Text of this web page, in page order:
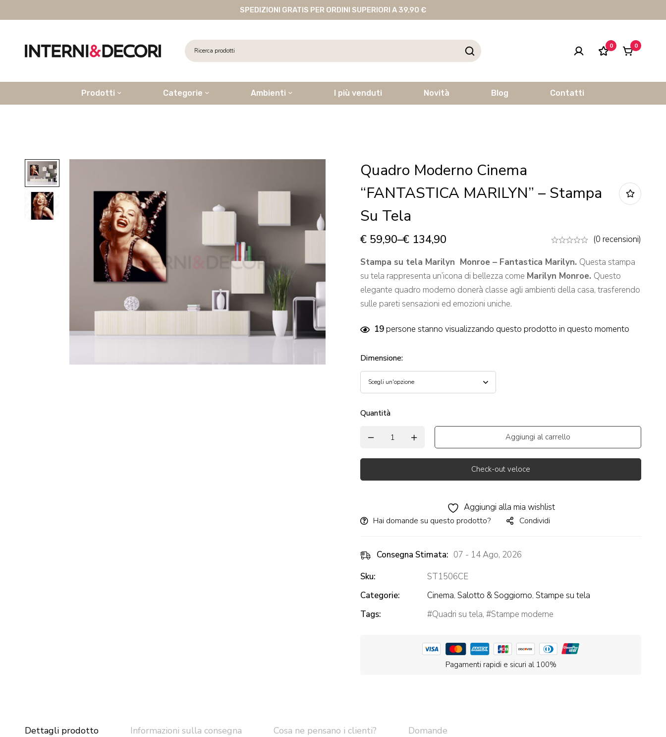
SPEDIZIONI GRATIS PER ORDINI SUPERIORI A 39,90 €
0 0
Prodotti Categorie Ambienti I più venduti Novità Blog Contatti
Quadro Moderno Cinema
“FANTASTICA MARILYN” – Stampa
Su Tela
€ 59,90–€ 134,90
(0 recensioni)
Stampa su tela Marilyn Monroe – Fantastica Marilyn. Questa stampa
su tela rappresenta un’icona di bellezza come Marilyn Monroe. Questo
elegante quadro moderno donerà classe agli ambienti della casa, trasferendo
sulle pareti sensazioni ed emozioni uniche.
19persone stanno visualizzando questo prodotto in questo momento
Dimensione:
Quantità
Aggiungi al carrello
Check-out veloce
Aggiungi alla mia wishlist
Hai domande su questo prodotto? Condividi
Consegna Stimata: 07 - 14 Ago, 2026
Sku:
ST1506CE
Categorie:
Cinema, Salotto & Soggiorno, Stampe su tela
Tags:
Quadri su tela, Stampe moderne
Pagamenti rapidi e sicuri al 100%
Dettagli prodotto Informazioni sulla consegna Cosa ne pensano i clienti? Domande